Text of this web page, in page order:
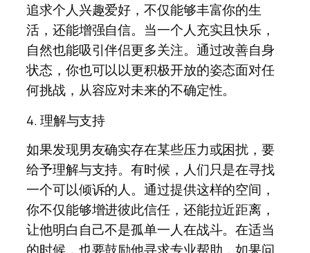
追求个人兴趣爱好，不仅能够丰富你的生
活，还能增强自信。当一个人充实且快乐，
自然也能吸引伴侣更多关注。通过改善自身
状态，你也可以以更积极开放的姿态面对任
何挑战，从容应对未来的不确定性。
4. 理解与支持
如果发现男友确实存在某些压力或困扰，要
给予理解与支持。有时候，人们只是在寻找
一个可以倾诉的人。通过提供这样的空间，
你不仅能够增进彼此信任，还能拉近距离，
让他明白自己不是孤单一人在战斗。在适当